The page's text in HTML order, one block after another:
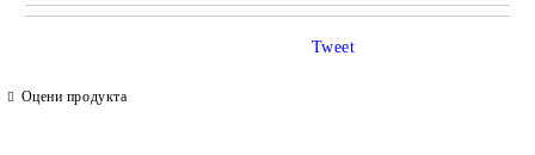
САМО ПОПЪЛНЕТЕ 4 ПОЛЕТА
Оцени продукта
Tweet